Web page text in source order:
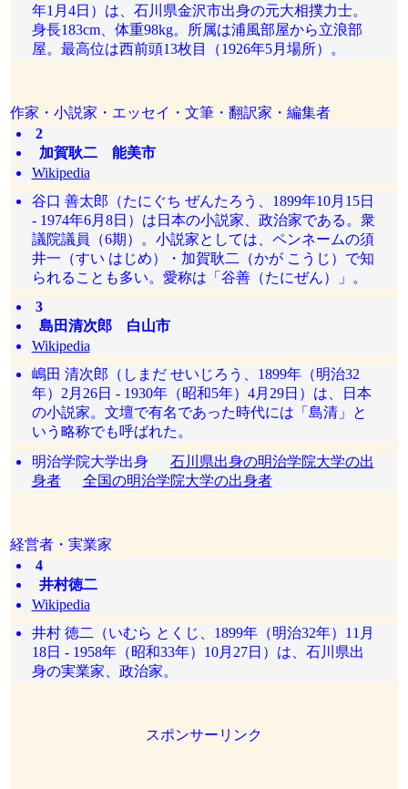
年1月4日）は、石川県金沢市出身の元大相撲力士。
身長183cm、体重98kg。所属は浦風部屋から立浪部
屋。最高位は西前頭13枚目（1926年5月場所）。
作家・小説家・エッセイ・文筆・翻訳家・編集者
2
加賀耿二 能美市
Wikipedia
谷口 善太郎（たにぐち ぜんたろう、1899年10月15日
- 1974年6月8日）は日本の小説家、政治家である。衆
議院議員（6期）。小説家としては、ペンネームの須
井一（すい はじめ）・加賀耿二（かが こうじ）で知
られることも多い。愛称は「谷善（たにぜん）」。
3
島田清次郎 白山市
Wikipedia
嶋田 清次郎（しまだ せいじろう、1899年（明治32
年）2月26日 - 1930年（昭和5年）4月29日）は、日本
の小説家。文壇で有名であった時代には「島清」と
いう略称でも呼ばれた。
明治学院大学出身 石川県出身の明治学院大学の出
身者
全国の明治学院大学の出身者
経営者・実業家
4
井村徳二
Wikipedia
井村 徳二（いむら とくじ、1899年（明治32年）11月
18日 - 1958年（昭和33年）10月27日）は、石川県出
身の実業家、政治家。
スポンサーリンク